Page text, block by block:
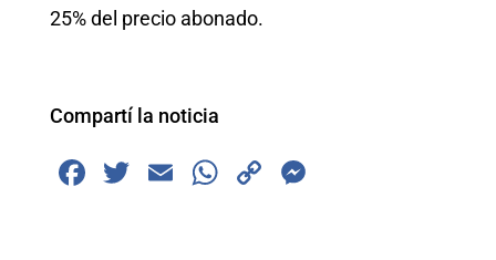
25% del precio abonado.
Compartí la noticia
F
T
E
W
C